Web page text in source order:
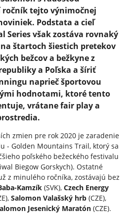
ročník tejto výnimočnej
Podstata a cieľ
Series však zostáva rovnaký
štartoch šiestich pretekov
bežcov a bežkyne z
a Poľska a šíriť
naprieč športovou
hodnotami, ktoré tento
vrátane fair play a
zmien pre rok 2020 je zaradenie
- Golden Mountains Trail, ktorý sa
poľského bežeckého festivalu
Biegow Gorskych). Ostatné
z minulého ročníka, zostávajú bez
Kamzík(SVK), Czech Energy
Salomon Valašský hrb(CZE),
Jesenický Maratón(CZE).